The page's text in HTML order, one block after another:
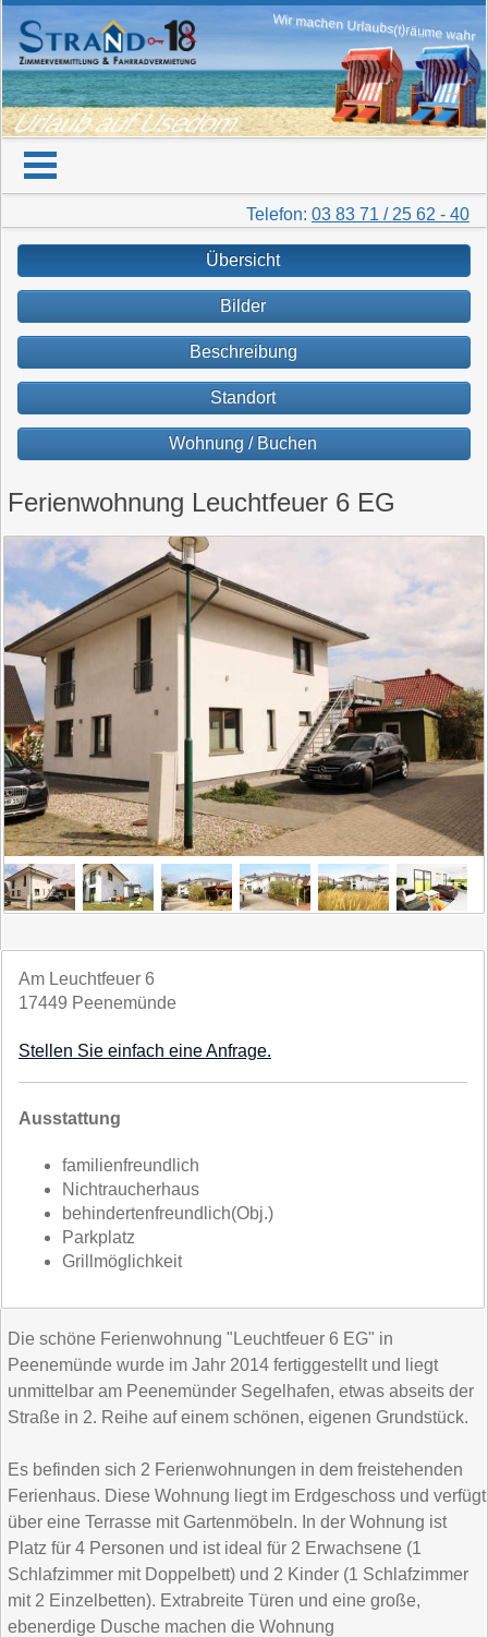
Wir machen Urlaubs(t)räume wahr
Urlaub auf Usedom
Telefon: 03 83 71 / 25 62 - 40
Übersicht
Bilder
Beschreibung
Standort
Wohnung / Buchen
Ferienwohnung Leuchtfeuer 6 EG
Am Leuchtfeuer 6
17449 Peenemünde
Stellen Sie einfach eine Anfrage.
Ausstattung
familienfreundlich
Nichtraucherhaus
behindertenfreundlich(Obj.)
Parkplatz
Grillmöglichkeit
Die schöne Ferienwohnung "Leuchtfeuer 6 EG" in
Peenemünde wurde im Jahr 2014 fertiggestellt und liegt
unmittelbar am Peenemünder Segelhafen, etwas abseits der
Straße in 2. Reihe auf einem schönen, eigenen Grundstück.
Es befinden sich 2 Ferienwohnungen in dem freistehenden
Ferienhaus. Diese Wohnung liegt im Erdgeschoss und verfügt
über eine Terrasse mit Gartenmöbeln. In der Wohnung ist
Platz für 4 Personen und ist ideal für 2 Erwachsene (1
Schlafzimmer mit Doppelbett) und 2 Kinder (1 Schlafzimmer
mit 2 Einzelbetten). Extrabreite Türen und eine große,
ebenerdige Dusche machen die Wohnung